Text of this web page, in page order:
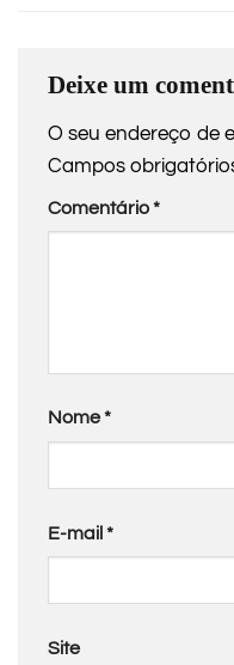
Deixe um
O seu endereço de
Campos
Comentário*
Nome*
E-mail*
Site